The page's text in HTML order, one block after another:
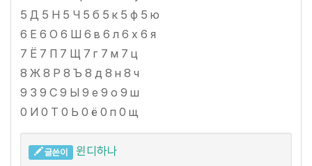
5 Д 5 Н 5 Ч 5 б 5 к 5 ф 5 ю
6 Е 6 О 6 Ш 6 в 6 л 6 х 6 я
7 Ё 7 П 7 Щ 7 г 7 м 7 ц
8 Ж 8 Р 8 Ъ 8 д 8 н 8 ч
9 З 9 С 9 Ы 9 е 9 о 9 ш
0 И 0 Т 0 Ь 0 ё 0 п 0 щ
글쓴이 윈디하나